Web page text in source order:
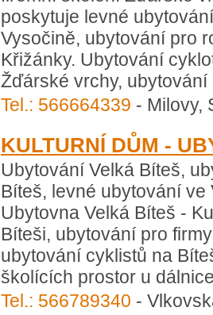
poskytuje levné
Vysočině, ubytování pro
Křižánky. Ubytování
Žďárské vrchy, ubytování
Tel.: 566664339 - Milovy,
KULTURNÍ DŮM -
Ubytování Velká Bíteš,
Bíteš, levné ubytování
Ubytovna Velká Bíteš -
Bíteši, ubytování pro
ubytování cyklistů na
školících prostor u
Tel.: 566789340 -